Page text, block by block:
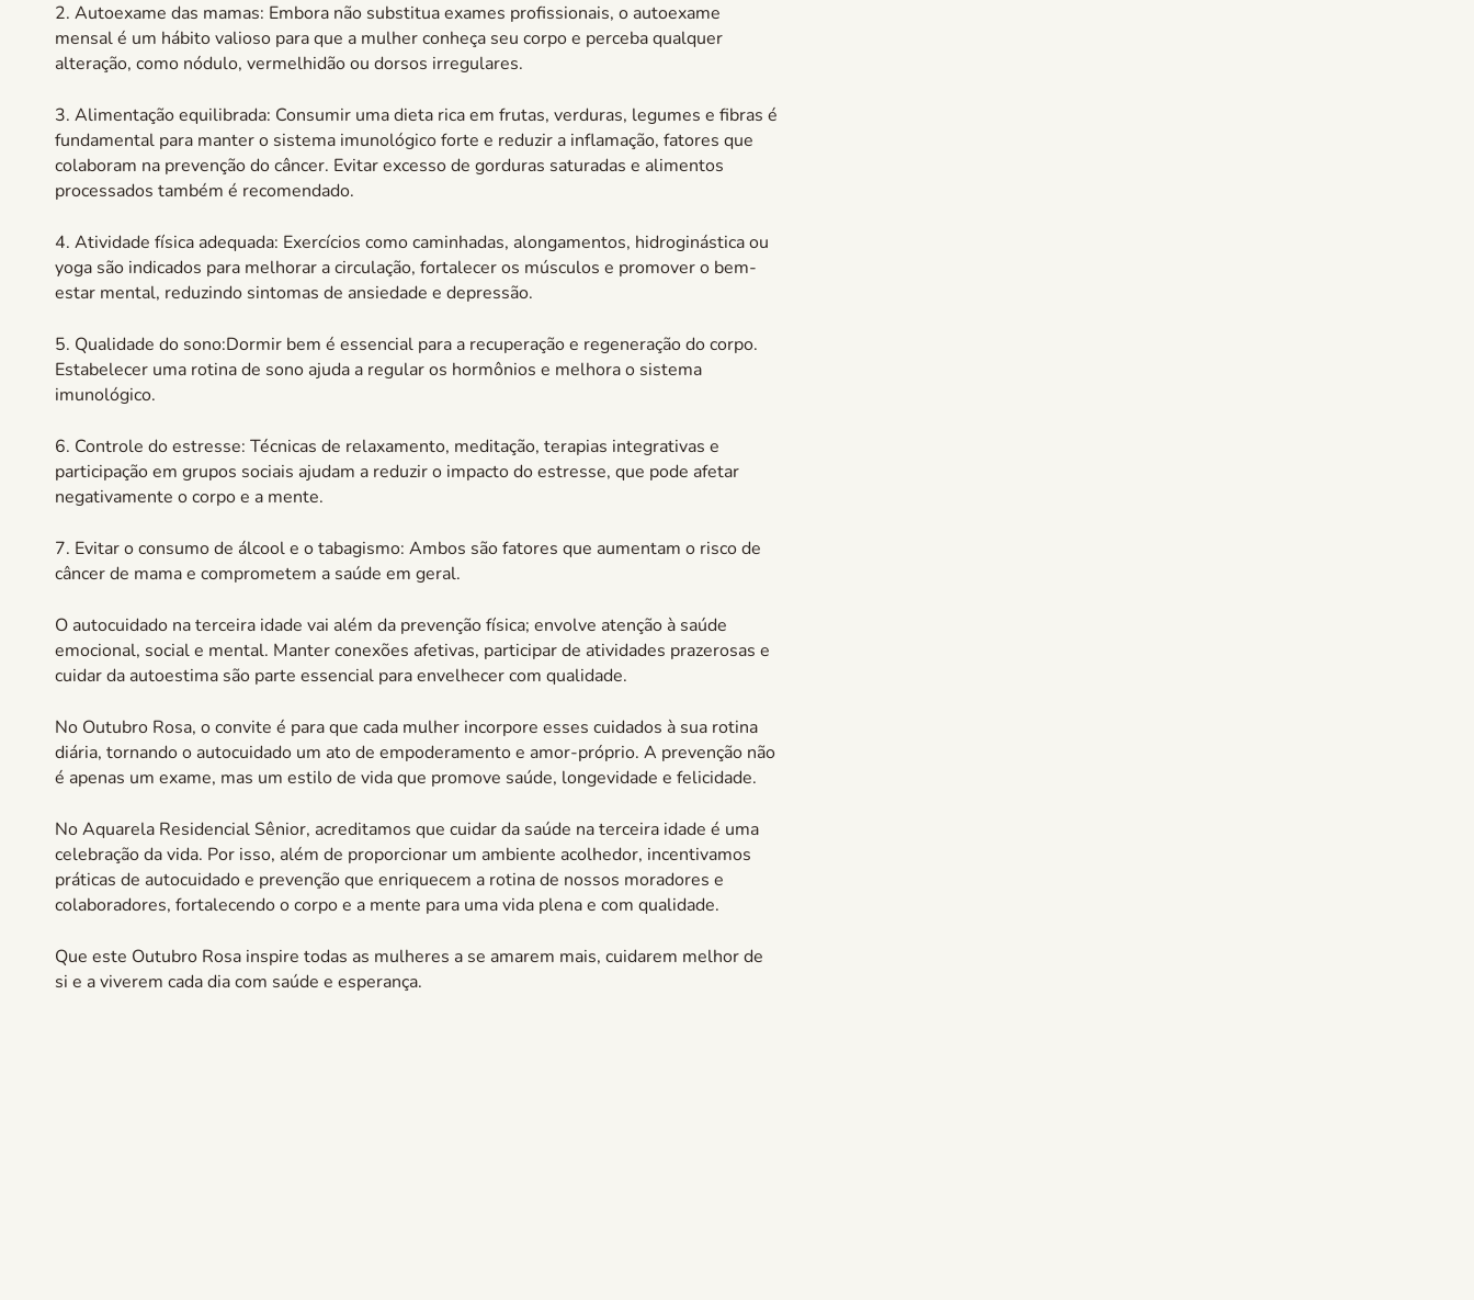
2. Autoexame das mamas: Embora não substitua exames profissionais, o autoexame
mensal é um hábito valioso para que a mulher conheça seu corpo e perceba qualquer
alteração, como nódulo, vermelhidão ou dorsos irregulares.
3. Alimentação equilibrada: Consumir uma dieta rica em frutas, verduras, legumes e fibras é
fundamental para manter o sistema imunológico forte e reduzir a inflamação, fatores que
colaboram na prevenção do câncer. Evitar excesso de gorduras saturadas e alimentos
processados também é recomendado.
4. Atividade física adequada: Exercícios como caminhadas, alongamentos, hidroginástica ou
yoga são indicados para melhorar a circulação, fortalecer os músculos e promover o bem-
estar mental, reduzindo sintomas de ansiedade e depressão.
5. Qualidade do sono:Dormir bem é essencial para a recuperação e regeneração do corpo.
Estabelecer uma rotina de sono ajuda a regular os hormônios e melhora o sistema
imunológico.
6. Controle do estresse: Técnicas de relaxamento, meditação, terapias integrativas e
participação em grupos sociais ajudam a reduzir o impacto do estresse, que pode afetar
negativamente o corpo e a mente.
7. Evitar o consumo de álcool e o tabagismo: Ambos são fatores que aumentam o risco de
câncer de mama e comprometem a saúde em geral.
O autocuidado na terceira idade vai além da prevenção física; envolve atenção à saúde
emocional, social e mental. Manter conexões afetivas, participar de atividades prazerosas e
cuidar da autoestima são parte essencial para envelhecer com qualidade.
No Outubro Rosa, o convite é para que cada mulher incorpore esses cuidados à sua rotina
diária, tornando o autocuidado um ato de empoderamento e amor-próprio. A prevenção não
é apenas um exame, mas um estilo de vida que promove saúde, longevidade e felicidade.
No Aquarela Residencial Sênior, acreditamos que cuidar da saúde na terceira idade é uma
celebração da vida. Por isso, além de proporcionar um ambiente acolhedor, incentivamos
práticas de autocuidado e prevenção que enriquecem a rotina de nossos moradores e
colaboradores, fortalecendo o corpo e a mente para uma vida plena e com qualidade.
Que este Outubro Rosa inspire todas as mulheres a se amarem mais, cuidarem melhor de
si e a viverem cada dia com saúde e esperança.